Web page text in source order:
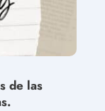
de las